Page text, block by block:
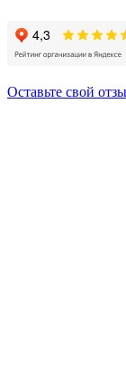
Оставьте свой